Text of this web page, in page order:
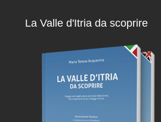
La Valle d'Itria da scoprire